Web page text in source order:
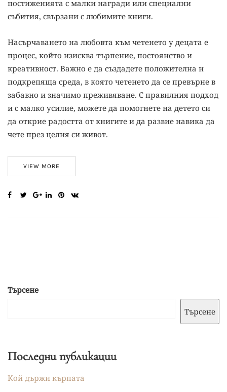
постиженията с малки награди или специални
събития, свързани с любимите книги.
Насърчаването на любовта към четенето у децата е
процес, който изисква търпение, постоянство и
креативност. Важно е да създадете положителна и
подкрепяща среда, в която четенето да се превърне в
забавно и значимо преживяване. С правилния подход
и с малко усилие, можете да помогнете на детето си
да открие радостта от книгите и да развие навика да
чете през целия си живот.
VIEW MORE
Търсене
Търсене
Последни публикации
Кой държи кърпата